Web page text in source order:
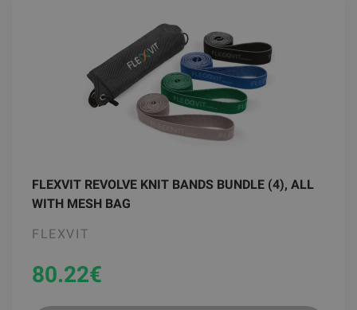
FLEXVIT REVOLVE KNIT BANDS BUNDLE (4), ALL
WITH MESH BAG
FLEXVIT
80.22€